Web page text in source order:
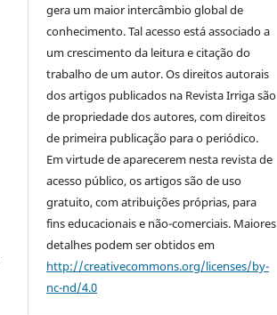
gera um maior intercâmbio global de
conhecimento. Tal acesso está associado a
um crescimento da leitura e citação do
trabalho de um autor. Os direitos autorais
dos artigos publicados na Revista Irriga são
de propriedade dos autores, com direitos
de primeira publicação para o periódico.
Em virtude de aparecerem nesta revista de
acesso público, os artigos são de uso
gratuito, com atribuições próprias, para
fins educacionais e não-comerciais. Maiores
detalhes podem ser obtidos em
http://creativecommons.org/licenses/by-
nc-nd/4.0